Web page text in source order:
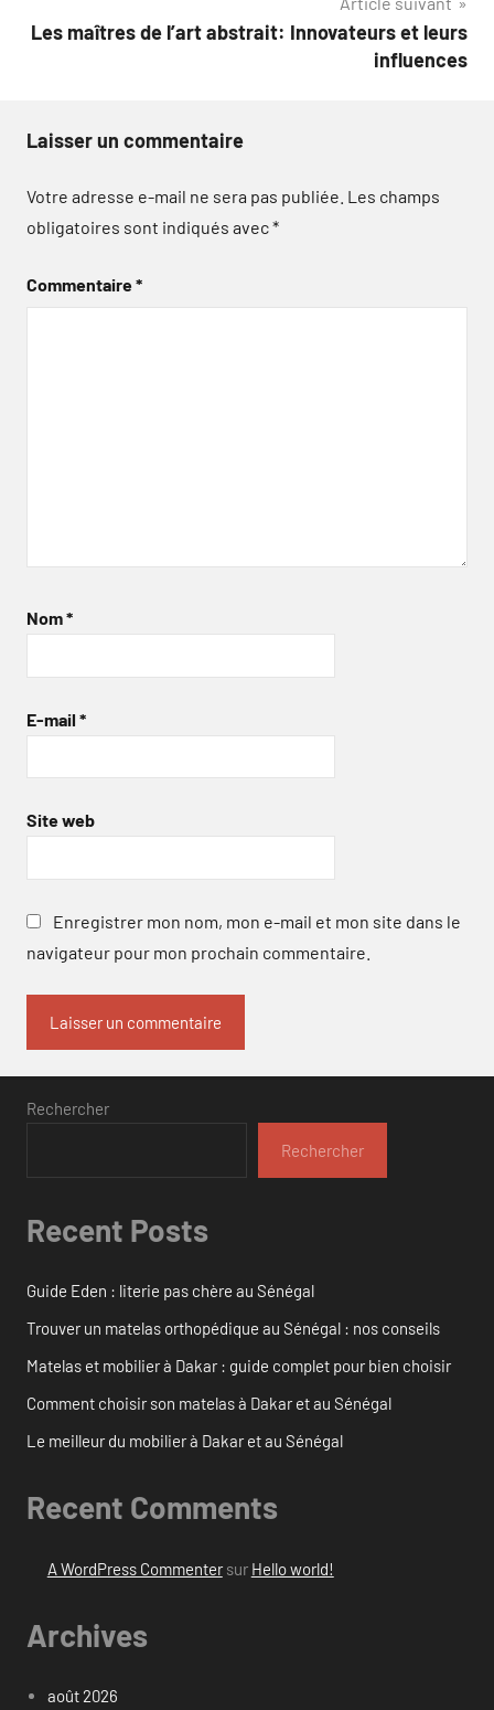
Les maîtres de l’art abstrait: Innovateurs et leurs
influences
Laisser un commentaire
Votre adresse e-mail ne sera pas publiée. Les champs
obligatoires sont indiqués avec*
Commentaire*
Nom*
E-mail *
Site web
Enregistrer mon nom, mon e-mail et mon site dans le
navigateur pour mon prochain commentaire.
Rechercher
Rechercher
Recent Posts
Guide Eden : literie pas chère au Sénégal
Trouver un matelas orthopédique au Sénégal : nos conseils
Matelas et mobilier à Dakar : guide complet pour bien choisir
Comment choisir son matelas à Dakar et au Sénégal
Le meilleur du mobilier à Dakar et au Sénégal
Recent Comments
A WordPress Commentersur Hello world!
Archives
août 2026